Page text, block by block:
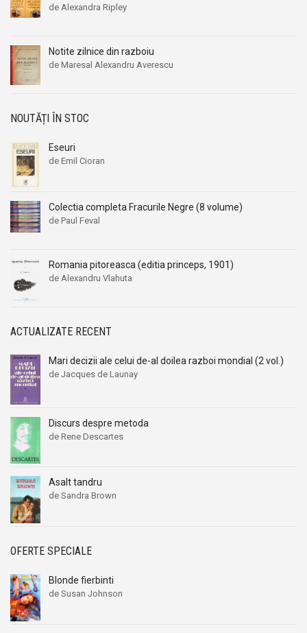
de Alexandra Ripley
Notite zilnice din razboiu
de Maresal Alexandru Averescu
NOUTĂȚI ÎN STOC
Eseuri
de Emil Cioran
Colectia completa Fracurile Negre (8 volume)
de Paul Feval
Romania pitoreasca (editia princeps, 1901)
de Alexandru Vlahuta
ACTUALIZATE RECENT
Mari decizii ale celui de-al doilea razboi mondial (2 vol.)
de Jacques de Launay
Discurs despre metoda
de Rene Descartes
Asalt tandru
de Sandra Brown
OFERTE SPECIALE
Blonde fierbinti
de Susan Johnson